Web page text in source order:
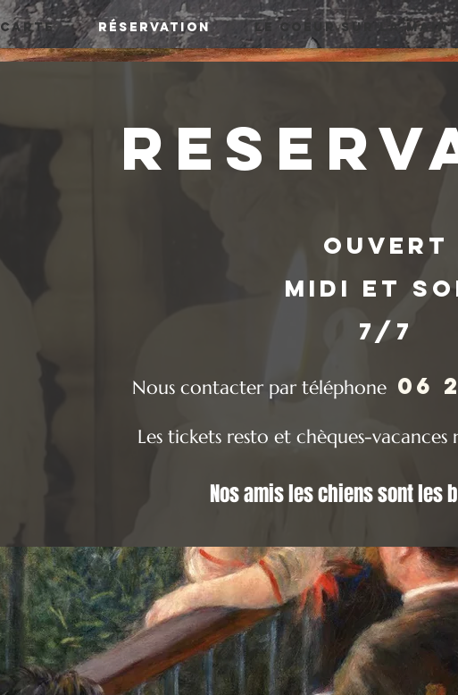
CARTE RÉSERVATION Le Coeur sur la Main
Ouvert
midi et
7/7
Nous contacter par téléphone 06
Les tickets resto et chèques-vacances
Nos amis les chiens sont les